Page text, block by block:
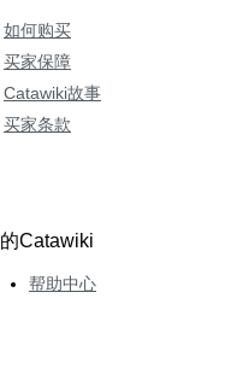
如何购买
买家保障
Catawiki故事
买家条款
Catawiki
帮助中心